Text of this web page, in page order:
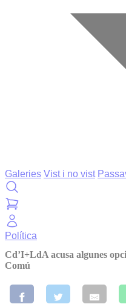
Galeries Vist i no vist
Política
Cd’I+LdA acusa algunes
Comú